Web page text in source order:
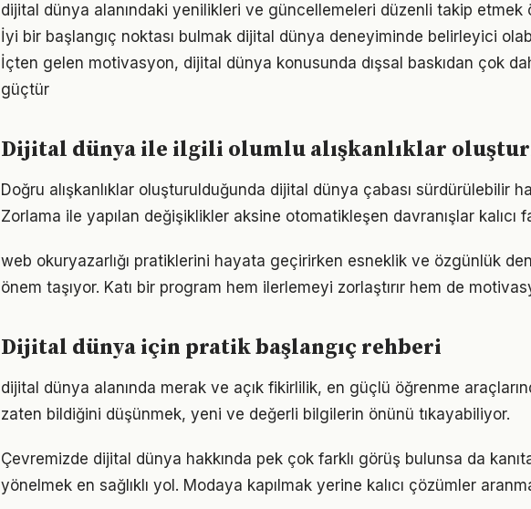
dijital dünya alanındaki yenilikleri ve güncellemeleri düzenli takip etmek
İyi bir başlangıç noktası bulmak dijital dünya deneyiminde belirleyici
İçten gelen motivasyon, dijital dünya konusunda dışsal baskıdan çok
güçtür
Dijital dünya ile ilgili olumlu alışkanlıklar
Doğru alışkanlıklar oluşturulduğunda dijital dünya çabası sürdürülebilir
Zorlama ile yapılan değişiklikler aksine otomatikleşen davranışlar kalıcı
web okuryazarlığı pratiklerini hayata geçirirken esneklik ve özgünlük
önem taşıyor. Katı bir program hem ilerlemeyi zorlaştırır hem de
Dijital dünya için pratik başlangıç rehberi
dijital dünya alanında merak ve açık fikirlilik, en güçlü öğrenme
zaten bildiğini düşünmek, yeni ve değerli bilgilerin önünü tıkayabiliyor.
Çevremizde dijital dünya hakkında pek çok farklı görüş bulunsa da
yönelmek en sağlıklı yol. Modaya kapılmak yerine kalıcı çözümler